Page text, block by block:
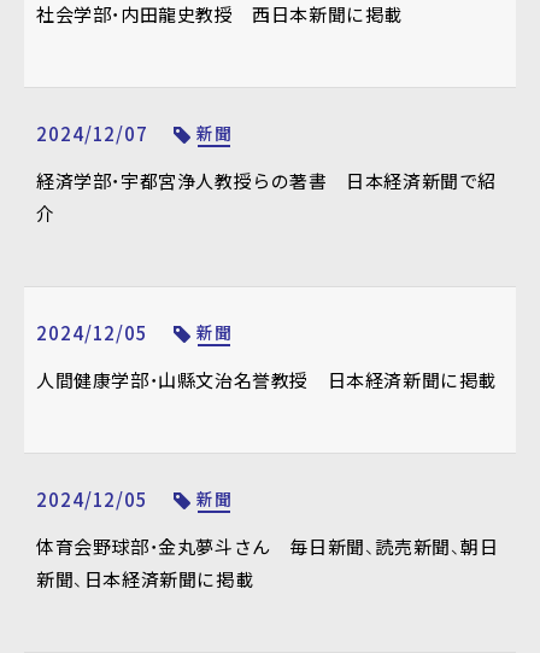
社会学部・内田龍史教授 西日本新聞に掲載
2024/12/07 新聞
経済学部・宇都宮浄人教授らの著書 日本経済新聞で紹
介
2024/12/05 新聞
人間健康学部・山縣文治名誉教授 日本経済新聞に掲載
2024/12/05 新聞
体育会野球部・金丸夢斗さん 毎日新聞、読売新聞、朝日
新聞、日本経済新聞に掲載